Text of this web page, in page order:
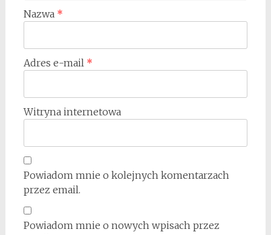
Nazwa *
Adres e-mail *
Witryna internetowa
Powiadom mnie o kolejnych komentarzach
przez email.
Powiadom mnie o nowych wpisach przez